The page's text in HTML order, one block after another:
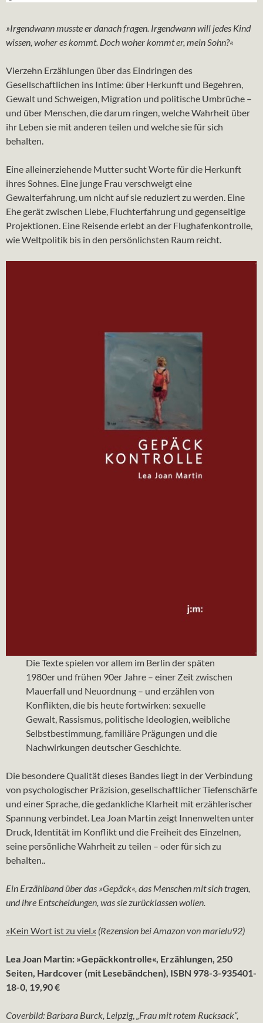
»Irgendwann musste er danach fragen. Irgendwann will jedes Kind
wissen, woher es kommt. Doch woher kommt er, mein Sohn?«
Vierzehn Erzählungen über das Eindringen des
Gesellschaftlichen ins Intime: über Herkunft und Begehren,
Gewalt und Schweigen, Migration und politische Umbrüche –
und über Menschen, die darum ringen, welche Wahrheit über
ihr Leben sie mit anderen teilen und welche sie für sich
behalten.
Eine alleinerziehende Mutter sucht Worte für die Herkunft
ihres Sohnes. Eine junge Frau verschweigt eine
Gewalterfahrung, um nicht auf sie reduziert zu werden. Eine
Ehe gerät zwischen Liebe, Fluchterfahrung und gegenseitige
Projektionen. Eine Reisende erlebt an der Flughafenkontrolle,
wie Weltpolitik bis in den persönlichsten Raum reicht.
Die Texte spielen vor allem im Berlin der späten
1980er und frühen 90er Jahre – einer Zeit zwischen
Mauerfall und Neuordnung – und erzählen von
Konflikten, die bis heute fortwirken: sexuelle
Gewalt, Rassismus, politische Ideologien, weibliche
Selbstbestimmung, familiäre Prägungen und die
Nachwirkungen deutscher Geschichte.
Die besondere Qualität dieses Bandes liegt in der Verbindung
von psychologischer Präzision, gesellschaftlicher Tiefenschärfe
und einer Sprache, die gedankliche Klarheit mit erzählerischer
Spannung verbindet. Lea Joan Martin zeigt Innenwelten unter
Druck, Identität im Konflikt und die Freiheit des Einzelnen,
seine persönliche Wahrheit zu teilen – oder für sich zu
behalten..
Ein Erzählband über das »Gepäck«, das Menschen mit sich tragen,
und ihre Entscheidungen, was sie zurücklassen wollen.
»Kein Wort ist zu viel.« (Rezension bei Amazon von marielu92)
Lea Joan Martin: »Gepäckkontrolle«, Erzählungen, 250
Seiten, Hardcover (mit Lesebändchen), ISBN 978-3-935401-
18-0, 19,90 €
Coverbild: Barbara Burck, Leipzig,„Frau mit rotem Rucksack“,